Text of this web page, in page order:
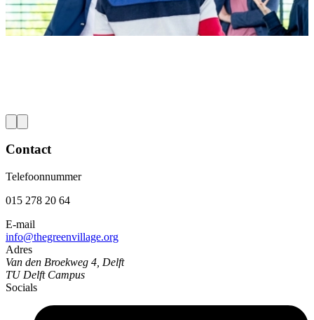
Energietransitie.
Lees meer
Contact
Telefoonnummer
015 278 20 64
E-mail
info@thegreenvillage.org
Adres
Van den Broekweg 4, Delft
TU Delft Campus
Socials